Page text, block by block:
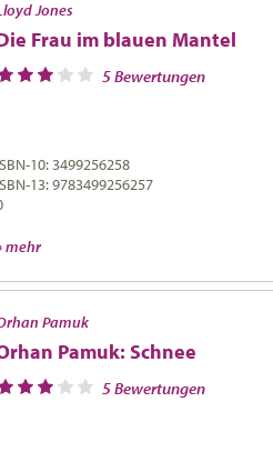
Jones
Frau im blauen Mantel
5 Bewertungen
10: 3499256258
13: 9783499256257
mehr
Pamuk
Pamuk: Schnee
5 Bewertungen